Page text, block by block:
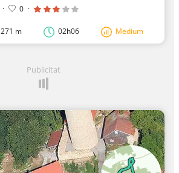
· 0 ·
271 m 02h06 Medium
Publicitat